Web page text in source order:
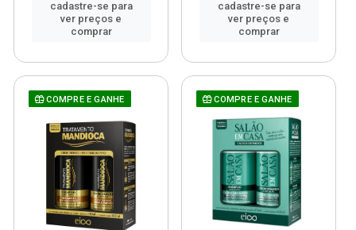
cadastre-se para
ver preços e
comprar
cadastre-se para
ver preços e
comprar
COMPRE E GANHE COMPRE E GANHE